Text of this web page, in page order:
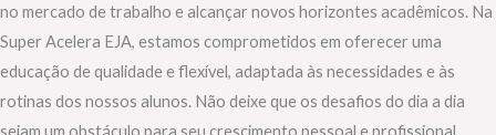
no mercado de trabalho e alcançar novos horizontes acadêmicos. Na
Super Acelera EJA, estamos comprometidos em oferecer uma
educação de qualidade e flexível, adaptada às necessidades e às
rotinas dos nossos alunos. Não deixe que os desafios do dia a dia
sejam um obstáculo para seu crescimento pessoal e profissional.